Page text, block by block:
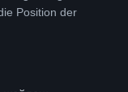
Position der